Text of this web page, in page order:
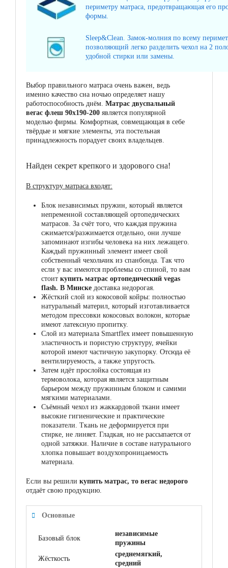
периметру матраса, предотвращающая его
формы.
Sleep&Clean. Замок-молния по всему
позволяющий легко разделить чехол на 2
удобной стирки или замены.
Выбор правильного матраса очень важен, ведь
именно качество сна ночью определяет нашу
работоспособность днём. Матрас двуспальный
вегас флеш 90x190-200 является популярной
моделью фирмы. Комфортная, совмещающая в себе
твёрдые и мягкие элементы, эта постельная
принадлежность порадует своих владельцев.
Найден секрет крепкого и здорового сна!
В структуру матраса входят:
Блок независимых пружин, который является
непременной составляющей ортопедических
матрасов. За счёт того, что каждая пружина
сжимается/разжимается отдельно, они лучше
запоминают изгибы человека на них лежащего.
Каждый пружинный элемент имеет свой
собственный чехольчик из спанбонда. Так что
если у вас имеются проблемы со спиной, то вам
стоит купить матрас ортопедический vegas
flash. В Минске доставка недорогая.
Жёсткий слой из кокосовой койры: полностью
натуральный материл, который изготавливается
методом прессовки кокосовых волокон, которые
имеют латексную пропитку.
Слой из материала Smartflex имеет повышенную
эластичность и пористую структуру, ячейки
которой имеют частичную закупорку. Отсюда её
вентилируемость, а также упругость.
Затем идёт прослойка состоящая из
термоволока, которая является защитным
барьером между пружинным блоком и самими
мягкими материалами.
Съёмный чехол из жаккардовой ткани имеет
высокие гигиенические и практические
показатели. Ткань не деформируется при
стирке, не линяет. Гладкая, но не рассыпается от
одной затяжки. Наличие в составе натурального
хлопка повышает воздухопроницаемость
материала.
Если вы решили купить матрас, то вегас недорого
отдаёт свою продукцию.
Основные
Базовый блок
независимые
пружины
Жёсткость
среднемягкий,
средний